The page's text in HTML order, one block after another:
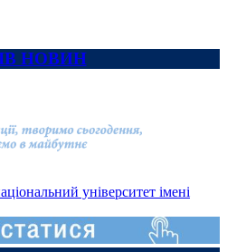
НОВИН
університет імені